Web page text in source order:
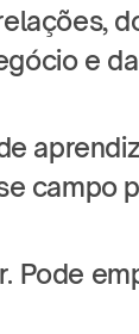
e
campo
Pode